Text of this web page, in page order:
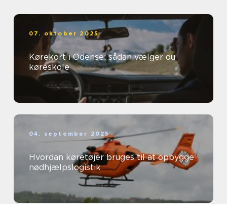
07. oktober 2025
Kørekort i Odense: sådan vælger du
køreskole
04. september 2025
Hvordan køretøjer bruges til at opbygge
nødhjælpslogistik